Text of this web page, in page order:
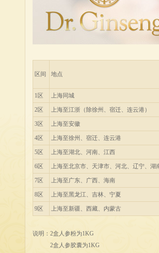
区间 地点
1区 上海同城
2区 上海至江浙（除徐州、宿迁、连云港）
3区 上海至安徽
4区 上海至徐州、宿迁、连云港
5区 上海至湖北、河南、江西
6区 上海至北京市、天津市、河北、辽宁、
7区 上海至广东、广西、海南
8区 上海至黑龙江、吉林、宁夏
9区 上海至新疆、西藏、内蒙古
说明：2盒人参粉为1KG
2盒人参胶囊为1KG